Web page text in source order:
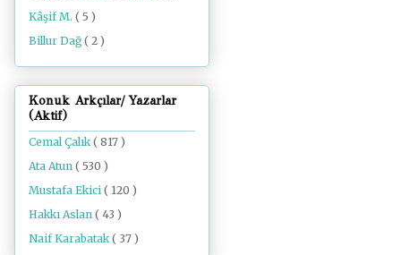
Kâşif M. ( 5 )
Billur Dağ ( 2 )
Konuk Arkçılar/ Yazarlar
(Aktif)
Cemal Çalık( 817 )
Ata Atun ( 530 )
Mustafa Ekici ( 120 )
Hakkı Aslan ( 43 )
Naif Karabatak( 37 )